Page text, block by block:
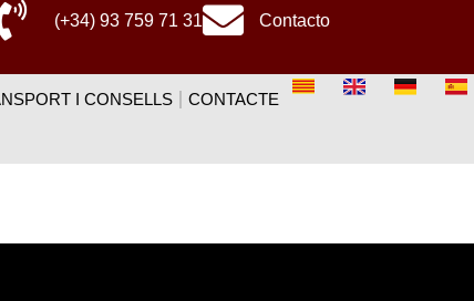
(+34) 93 759 71 31 Contacto
I CONSELLS CONTACTE